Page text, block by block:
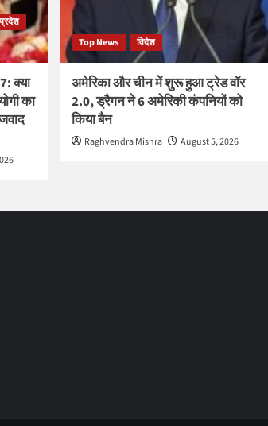
क्या
का
Top News विदेश
अमेरिका और चीन में शुरू हुआ ट्रेड वॉर
2.0, ड्रैगन ने 6 अमेरिकी कंपनियों को
किया बैन
Raghvendra Mishra August 5, 2026